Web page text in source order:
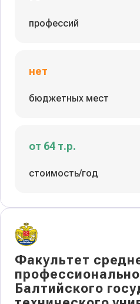
профессий
нет
бюджетных мест
от 64 т.р.
стоимость/год
Факультет
Балтийского